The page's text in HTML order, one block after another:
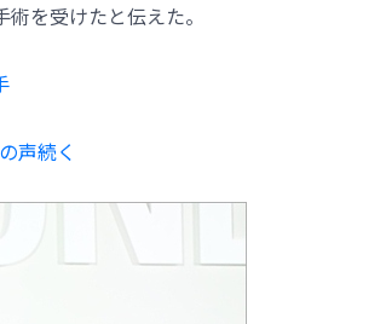
を受けたと伝えた。
声続く